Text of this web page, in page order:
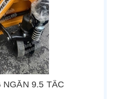
NGẮN 9.5 TẤC